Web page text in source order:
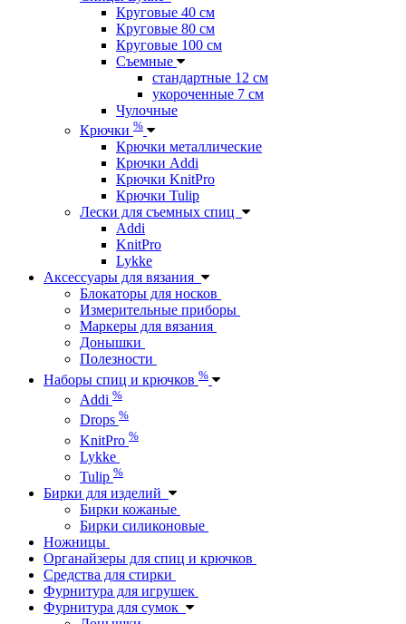
Круговые 40 см
Круговые 80 см
Круговые 100 см
Съемные
стандартные 12 см
укороченные 7 см
Чулочные
Крючки %
Крючки металлические
Крючки Addi
Крючки KnitPro
Крючки Tulip
Лески для съемных спиц
Addi
KnitPro
Lykke
Аксессуары для вязания
Блокаторы для носков
Измерительные приборы
Маркеры для вязания
Донышки
Полезности
Наборы спиц и крючков %
Addi %
Drops %
KnitPro %
Lykke
Tulip %
Бирки для изделий
Бирки кожаные
Бирки силиконовые
Ножницы
Органайзеры для спиц и крючков
Средства для стирки
Фурнитура для игрушек
Фурнитура для сумок